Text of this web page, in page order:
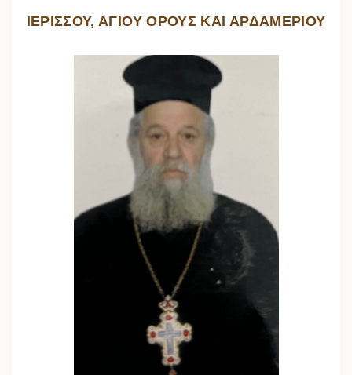
ΙΕΡΙΣΣΟΥ, ΑΓΙΟΥ ΟΡΟΥΣ ΚΑΙ ΑΡΔΑΜΕΡΙΟΥ